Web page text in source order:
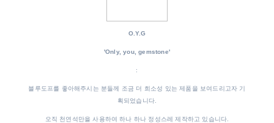
O.Y.G
'Only, you, gemstone'
:
블루도프를 좋아해주시는 분들께 조금 더 희소성 있는 제품을 보여드리고자 기
획되었습니다.
오직 천연석만을 사용하여 하나 하나 정성스레 제작하고 있습니다.